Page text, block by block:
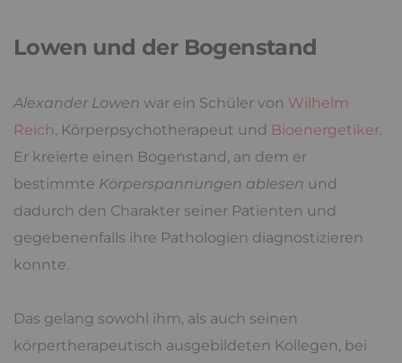
Lowen und der Bogenstand
Alexander Lowen war ein Schüler von Wilhelm
Reich, Körperpsychotherapeut und Bioenergetiker.
Er kreierte einen Bogenstand, an dem er
bestimmte Körperspannungen ablesen und
dadurch den Charakter seiner Patienten und
gegebenenfalls ihre Pathologien diagnostizieren
konnte.
Das gelang sowohl ihm, als auch seinen
körpertherapeutisch ausgebildeten Kollegen, bei